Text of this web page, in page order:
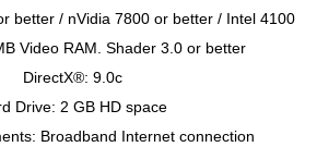
better / nVidia 7800 or better / Intel 4100
Video RAM. Shader 3.0 or better
DirectX®: 9.0c
Drive: 2 GB HD space
Broadband Internet connection